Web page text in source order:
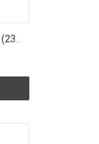
DECOR С35 FLAME FR 60W E14 (230V) FOTON_LIGHTING - лампа свеча на ветру матовая